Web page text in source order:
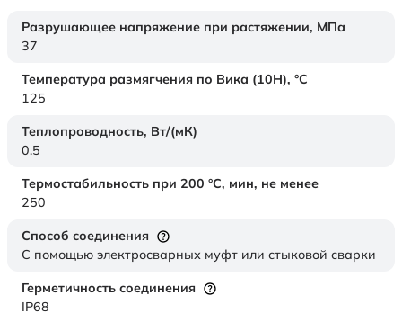
Разрушающее напряжение при растяжении, МПа
37
Температура размягчения по Вика (10Н), °C
125
Теплопроводность, Вт/(мК)
0.5
Термостабильность при 200 °С, мин, не менее
250
Способ соединения
С помощью электросварных муфт или стыковой сварки
Герметичность соединения
IP68